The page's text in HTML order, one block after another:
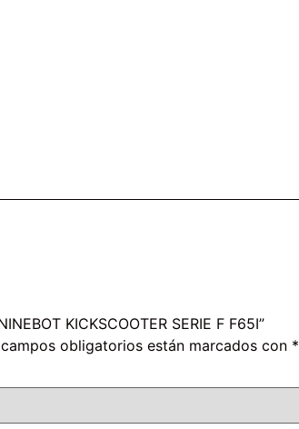
KICKSCOOTER SERIE F F65I”
obligatorios están marcados con *